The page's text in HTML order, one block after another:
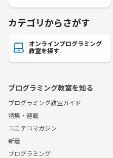
カテゴリからさがす
オンラインプログラミング
教室を探す
プログラミング教室を知る
プログラミング教室ガイド
特集・連載
コエテコマガジン
新着
プログラミング